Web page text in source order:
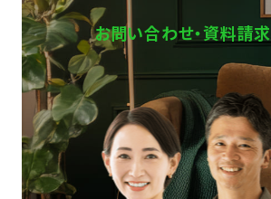
お問い合わせ・資料請求